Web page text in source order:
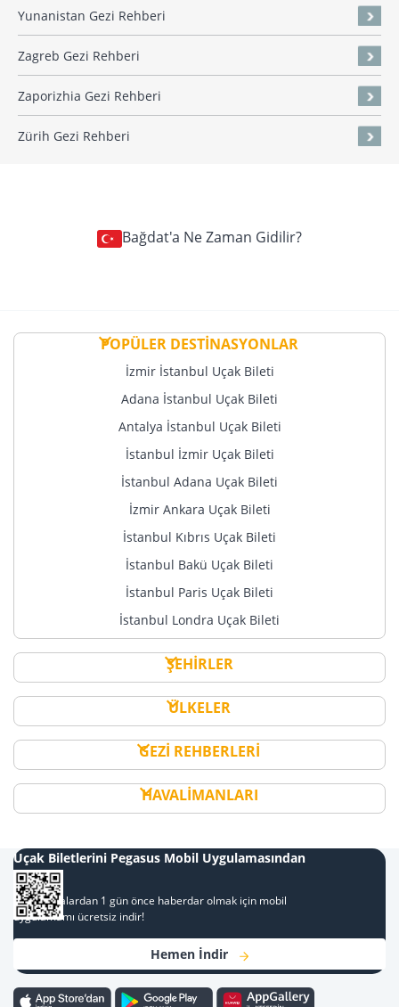
Yunanistan Gezi Rehberi
Zagreb Gezi Rehberi
Zaporizhia Gezi Rehberi
Zürih Gezi Rehberi
Bağdat'a Ne Zaman Gidilir?
POPÜLER DESTİNASYONLAR
İzmir İstanbul Uçak Bileti
Adana İstanbul Uçak Bileti
Antalya İstanbul Uçak Bileti
İstanbul İzmir Uçak Bileti
İstanbul Adana Uçak Bileti
İzmir Ankara Uçak Bileti
İstanbul Kıbrıs Uçak Bileti
İstanbul Bakü Uçak Bileti
İstanbul Paris Uçak Bileti
İstanbul Londra Uçak Bileti
ŞEHİRLER
ÜLKELER
GEZİ REHBERLERİ
HAVALİMANLARI
Uçak Biletlerini Pegasus Mobil Uygulamasından
Al
Kampanyalardan 1 gün önce haberdar olmak için mobil
uygulamamı ücretsiz indir!
Hemen İndir